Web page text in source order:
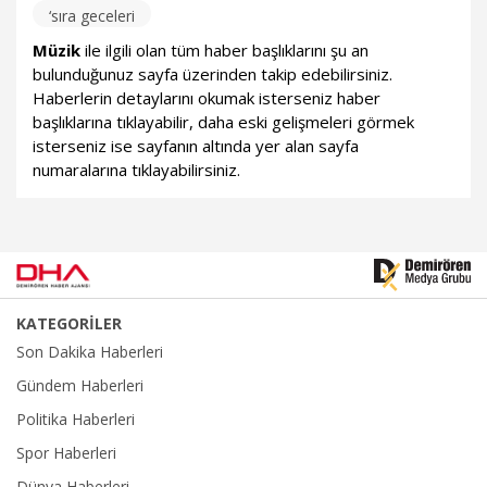
‘sıra geceleri
Müzik ile ilgili olan tüm haber başlıklarını şu an
bulunduğunuz sayfa üzerinden takip edebilirsiniz.
Haberlerin detaylarını okumak isterseniz haber
başlıklarına tıklayabilir, daha eski gelişmeleri görmek
isterseniz ise sayfanın altında yer alan sayfa
numaralarına tıklayabilirsiniz.
KATEGORİLER
Son Dakika Haberleri
Gündem Haberleri
Politika Haberleri
Spor Haberleri